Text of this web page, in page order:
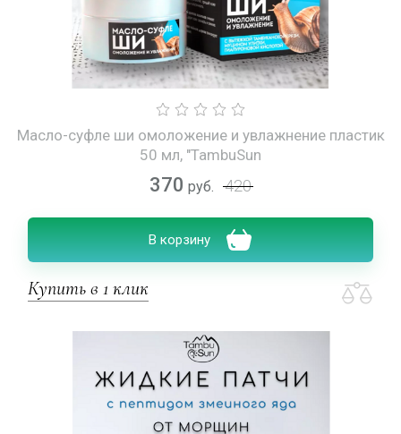
Масло-суфле ши омоложение и увлажнение пластик
50 мл, "TambuSun
370 руб. 420
В корзину
Купить в 1 клик